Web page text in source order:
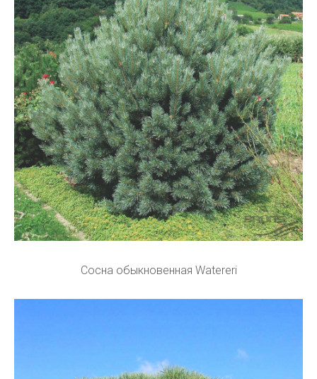
Сосна обыкновенная Watereri